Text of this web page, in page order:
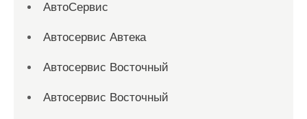
АвтоСервис
Автосервис Автека
Автосервис Восточный
Автосервис Восточный